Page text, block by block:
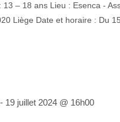
– 18 ans Lieu : Esenca -
Liège Date et horaire : Du
19 juillet 2024 @ 16h00